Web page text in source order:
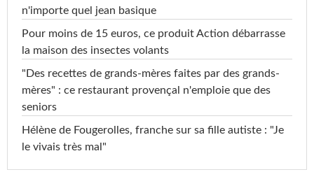
n'importe quel jean basique
Pour moins de 15 euros, ce produit Action débarrasse
la maison des insectes volants
"Des recettes de grands-mères faites par des grands-
mères" : ce restaurant provençal n'emploie que des
seniors
Hélène de Fougerolles, franche sur sa fille autiste : "Je
le vivais très mal"